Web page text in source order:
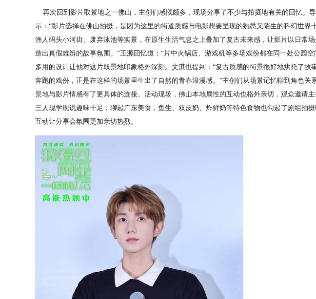
再次回到影片取景地之一佛山，主创们感慨颇多，现场分享了不少与拍摄地有关的回忆。
示：“影片选择在佛山拍摄，是因为这里的街道质感与电影想要呈现的熟悉又陌生的科幻世界
渔人码头小河街、废弃泳池等实景，在原生生活气息之上叠加了复古未来感，让影片以日常
造出真假难辨的故事氛围。”王源回忆道：“片中火锅店、游戏机等多场戏份都在同一处公园
多用的设计让他对这片取景地印象格外深刻。文淇也提到：“复古质感的街景很好地烘托了故
奔跑的戏份，正是在这样的场景里生出了自然的青春浪漫感。”主创们从场景记忆聊到角色关
景地与影片情感有了更具体的连接。活动现场，佛山本地属性的互动也格外亲切，观众邀请主
三人现学现说趣味十足；聊起广东美食，鱼生、双皮奶、炸鲜奶等特色食物也勾起了剧组拍
互动让分享会氛围更加亲切热烈。